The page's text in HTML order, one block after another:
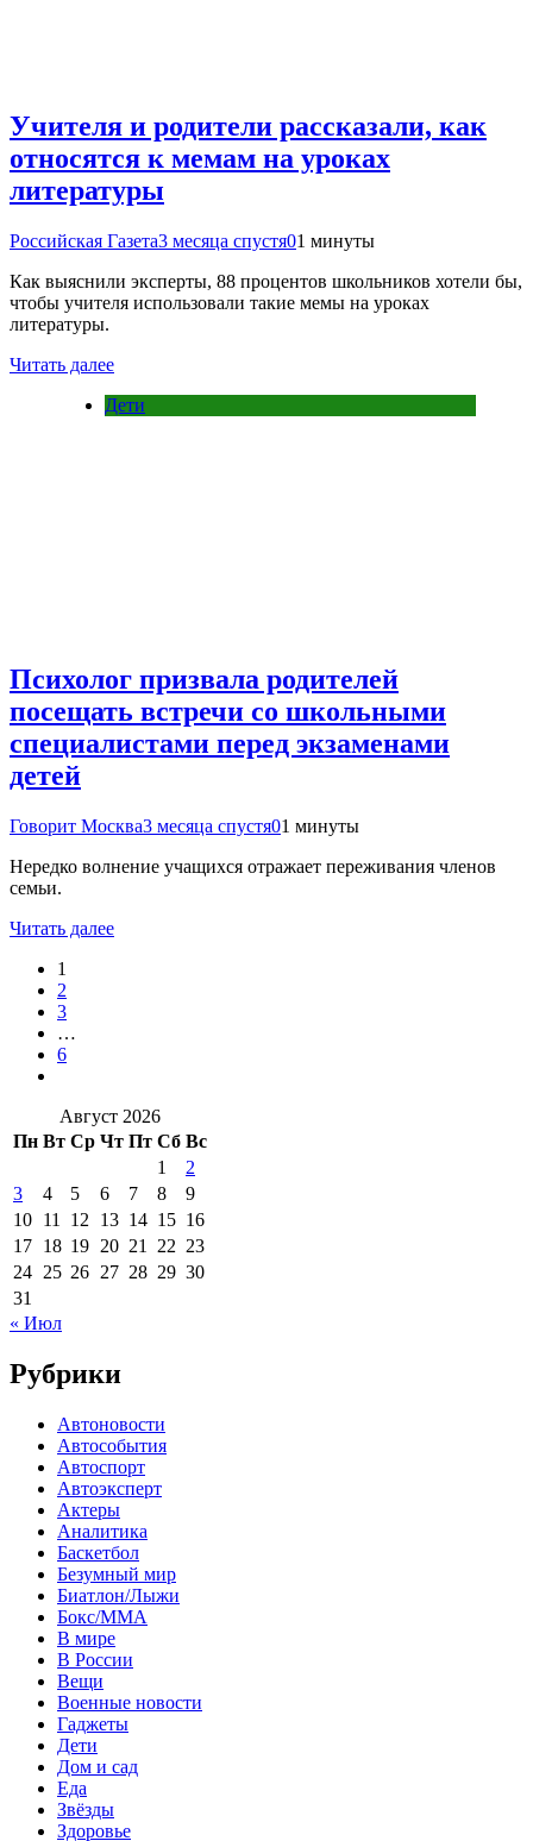
Учителя и родители рассказали, как
относятся к мемам на уроках
литературы
Российская Газета3 месяца спустя01 минуты
Как выяснили эксперты, 88 процентов школьников хотели бы,
чтобы учителя использовали такие мемы на уроках
литературы.
Читать далее
Дети
Психолог призвала родителей
посещать встречи со школьными
специалистами перед экзаменами
детей
Говорит Москва3 месяца спустя01 минуты
Нередко волнение учащихся отражает переживания членов
семьи.
Читать далее
1
2
3
…
6
Август 2026
Пн Вт Ср Чт Пт Сб Вс
1
2
3
4 5 6 7 8
9
10 11 12 13 14 15 16
17 18 19 20 21 22 23
24 25 26 27 28 29 30
31
« Июл
Рубрики
Автоновости
Автособытия
Автоспорт
Автоэксперт
Актеры
Аналитика
Баскетбол
Безумный мир
Биатлон/Лыжи
Бокс/MMA
В мире
В России
Вещи
Военные новости
Гаджеты
Дети
Дом и сад
Еда
Звёзды
Здоровье